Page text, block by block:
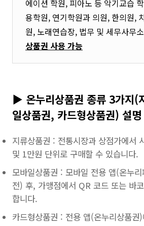
에이션 학원, 피아노 등 악기교습
용학원, 연기학원과 의원, 한의원,
원, 노래연습장, 법무 및 세무사무
상품권 사용 가능
▶ 온누리상품권 종류 3가지(
일상품권, 카드형상품권) 설명
지류상품권 : 전통시장과 상점가에서
및 1만원 단위로 구매할 수 있습니다.
모바일상품권 : 모바일 전용 앱(온누
전) 후, 가맹점에서 QR 코드 또는 바
합니다.
카드형상품권 : 전용 앱(온누리상품권